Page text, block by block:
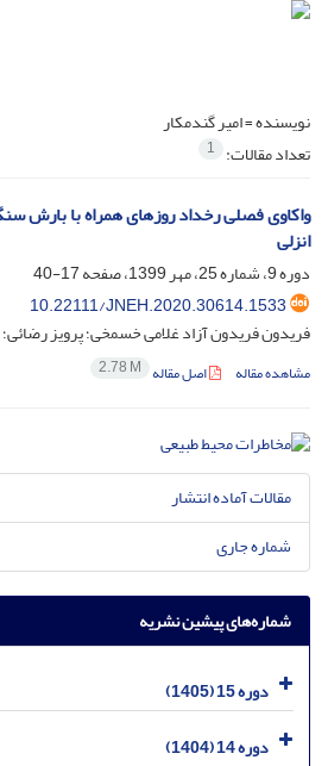
نویسنده =امیر گندمکار
تعداد مقالات: 1
واکاوی فصلی رخداد روزهای همراه با بارش
انزلی
دوره 9، شماره 25، مهر 1399، صفحه
17-40
10.22111/JNEH.2020.30614.1533
فریدون فریدون آزاد غلامی خسمخی؛ پرویز رضائی؛
مشاهده مقاله اصل مقاله 2.78 M
مقالات آماده انتشار
شماره جاری
شماره‌های پیشین نشریه
دوره 15 (1405)
دوره 14 (1404)